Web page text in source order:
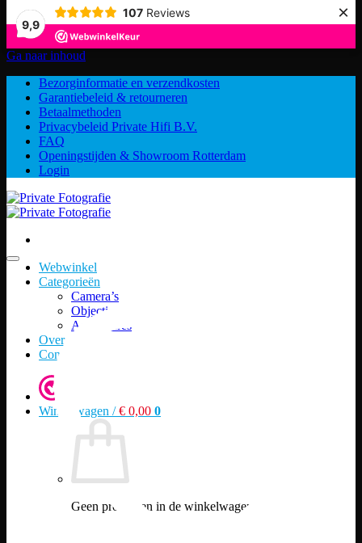
9,9
107 Reviews ×
Ga naar inhoud
Bezorginformatie en verzendkosten
Garantiebeleid & retourneren
Betaalmethoden
Privacybeleid Private Hifi B.V.
FAQ
Openingstijden & Showroom Rotterdam
Login
Webwinkel
Categorieën
Camera’s
Objectieven
Accessoires
Over ons
Contact
Winkelwagen /€ 0,00 0
Geen producten in de winkelwagen.